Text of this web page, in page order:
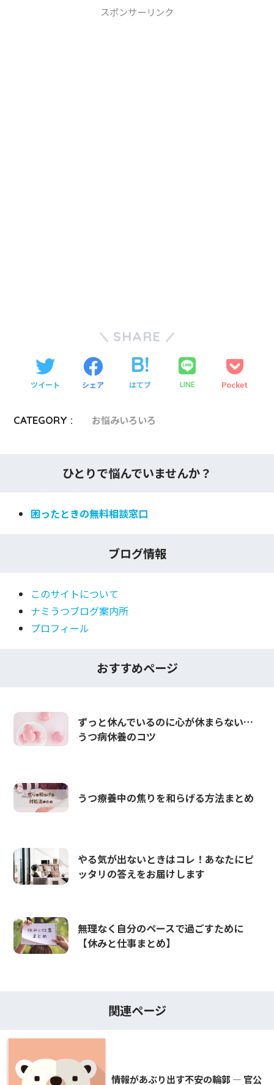
スポンサーリンク
SHARE
ツイート シェア はてブ LINE Pocket
CATEGORY : お悩みいろいろ
ひとりで悩んでいませんか？
困ったときの無料相談窓口
ブログ情報
このサイトについて
ナミうつブログ案内所
プロフィール
おすすめページ
ずっと休んでいるのに心が休まらない…
うつ病休養のコツ
うつ療養中の焦りを和らげる方法まとめ
やる気が出ないときはコレ！あなたにピ
ッタリの答えをお届けします
無理なく自分のペースで過ごすために
【休みと仕事まとめ】
関連ページ
情報があぶり出す不安の輪郭 ― 官公